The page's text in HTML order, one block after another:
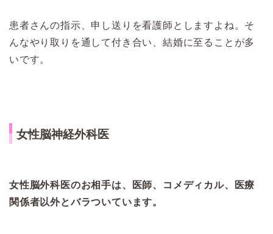
患者さんの指示、申し送りを看護師としますよね。そ
んなやり取りを通して付き合い、結婚に至ることが多
いです。
女性脳神経外科医
女性脳外科医のお相手は、医師、コメディカル、医療
関係者以外とバラついています。